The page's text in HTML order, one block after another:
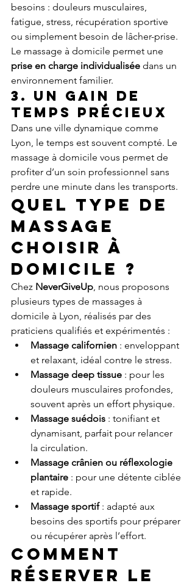
besoins : douleurs musculaires,
fatigue, stress, récupération sportive
ou simplement besoin de lâcher-prise.
Le massage à domicile permet une
prise en charge individualisée dans un
environnement familier.
3. Un gain de
temps précieux
Dans une ville dynamique comme
Lyon, le temps est souvent compté. Le
massage à domicile vous permet de
profiter d’un soin professionnel sans
perdre une minute dans les transports.
Quel type de
massage
choisir à
domicile ?
Chez NeverGiveUp, nous proposons
plusieurs types de massages à
domicile à Lyon, réalisés par des
praticiens qualifiés et expérimentés :
Massage californien : enveloppant
et relaxant, idéal contre le stress.
Massage deep tissue : pour les
douleurs musculaires profondes,
souvent après un effort physique.
Massage suédois : tonifiant et
dynamisant, parfait pour relancer
la circulation.
Massage crânien ou réflexologie
plantaire : pour une détente ciblée
et rapide.
Massage sportif : adapté aux
besoins des sportifs pour préparer
ou récupérer après l’effort.
Comment
réserver le